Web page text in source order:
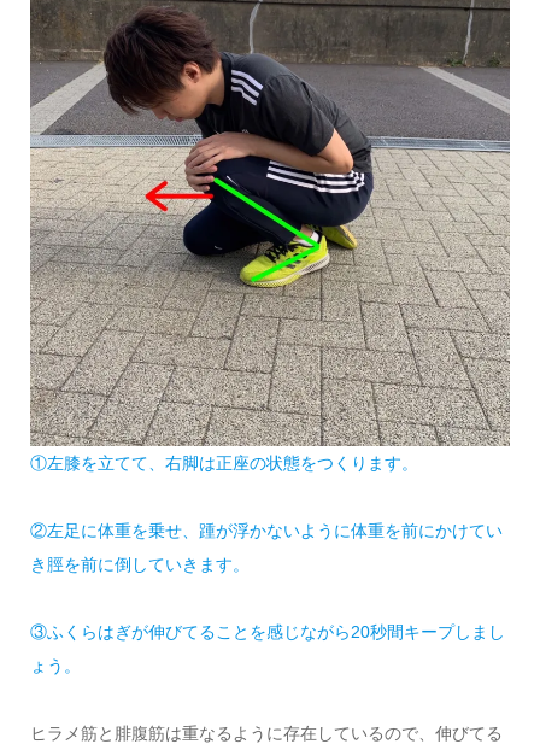
①左膝を立てて、右脚は正座の状態をつくります。
②左足に体重を乗せ、踵が浮かないように体重を前にかけてい
き脛を前に倒していきます。
③ふくらはぎが伸びてることを感じながら20秒間キープしまし
ょう。
ヒラメ筋と腓腹筋は重なるように存在しているので、伸びてる